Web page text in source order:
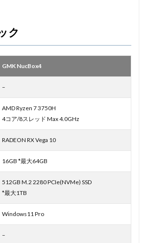
ク
GMK NucBox4
–
AMD Ryzen 7 3750H
4コア/8スレッド Max 4.0GHz
RADEON RX Vega 10
16GB *最大64GB
512GB M.2 2280 PCIe(NVMe) SSD
*最大1TB
Windows11 Pro
–